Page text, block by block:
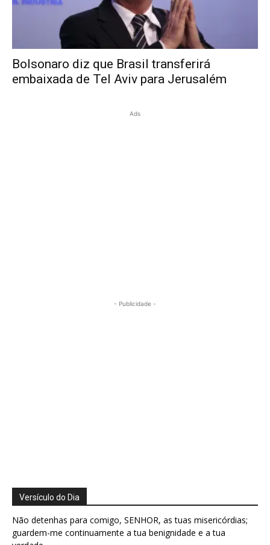
Bolsonaro diz que Brasil transferirá
embaixada de Tel Aviv para Jerusalém
Ads
- Publicidade -
Versículo do Dia
Não detenhas para comigo, SENHOR, as tuas misericórdias;
guardem-me continuamente a tua benignidade e a tua